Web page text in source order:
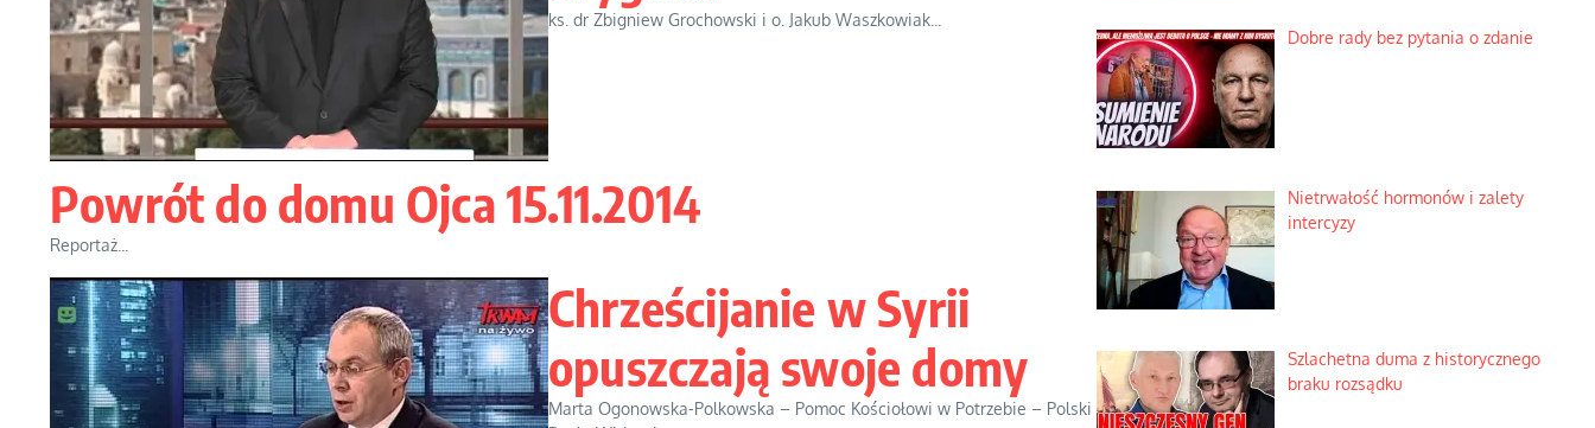
ks. dr Zbigniew Grochowski i o. Jakub Waszkowiak...
Powrót do domu Ojca 15.11.2014
Reportaż...
Chrześcijanie w Syrii
opuszczają swoje domy
Marta Ogonowska-Polkowska – Pomoc Kościołowi w Potrzebie – Polski
Dobre rady bez pytania o zdanie
Nietrwałość hormonów i zalety
intercyzy
Szlachetna duma z historycznego
braku rozsądku